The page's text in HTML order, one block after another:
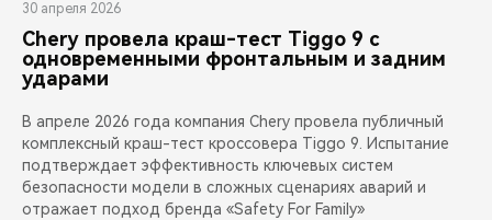
30 апреля 2026
Chery провела краш-тест Tiggo 9 с
одновременными фронтальным и задним
ударами
В апреле 2026 года компания Chery провела публичный
комплексный краш-тест кроссовера Tiggo 9. Испытание
подтверждает эффективность ключевых систем
безопасности модели в сложных сценариях аварий и
отражает подход бренда «Safety For Family»